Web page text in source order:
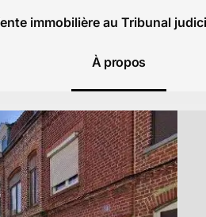
immobilière au Tribunal
À propos